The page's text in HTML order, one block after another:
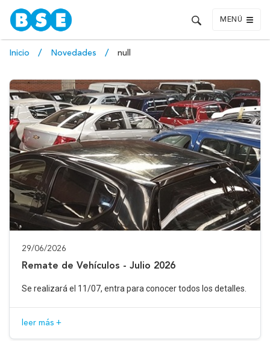
MENÚ
Inicio Novedades null
29/06/2026
Remate de Vehículos - Julio 2026
Se realizará el 11/07, entra para conocer todos los detalles.
leer más +